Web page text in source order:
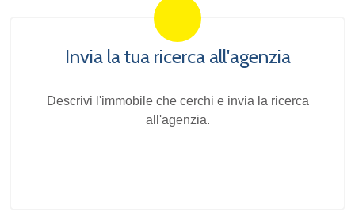
Invia la tua ricerca all'agenzia
Descrivi l'immobile che cerchi e invia la ricerca
all'agenzia.